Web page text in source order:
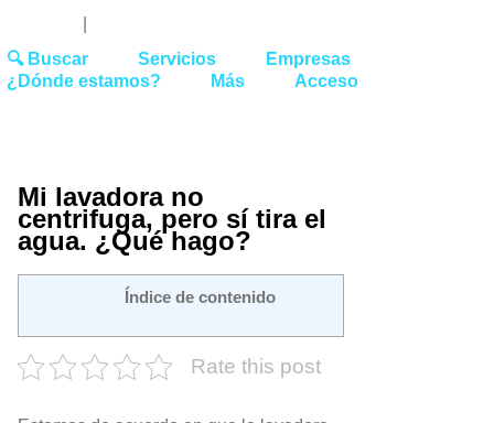
🔍 Buscar Servicios
Empresas
¿Dónde estamos?
Más Acceso
Mi lavadora no
centrifuga, pero sí tira el
agua. ¿Qué hago?
Índice de contenido
Rate this post